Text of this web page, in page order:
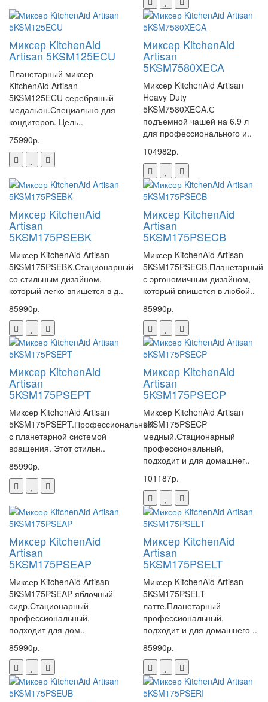
Миксер KitchenAid
Artisan 5KSM125ECU
Планетарный миксер
KitchenAid Artisan
5KSM125ECU серебряный
медальон.Специально для
кондитеров. Цель..
75990р.
Миксер KitchenAid
Artisan
5KSM7580XECA
Миксер KitchenAid Artisan
Heavy Duty
5KSM7580XECA.С
подъемной чашей на 6.9 л
для профессионального и..
104982р.
Миксер KitchenAid
Artisan
5KSM175PSEBK
Миксер KitchenAid Artisan
5KSM175PSEBK.Стационарный
со стильным дизайном,
который легко впишется в д..
85990р.
Миксер KitchenAid
Artisan
5KSM175PSECB
Миксер KitchenAid Artisan
5KSM175PSECB.Планетарный
с эргономичным дизайном,
который впишется в любой..
85990р.
Миксер KitchenAid
Artisan
5KSM175PSEPT
Миксер KitchenAid Artisan
5KSM175PSEPT.Профессиональный
с планетарной системой
вращения. Этот стильн..
85990р.
Миксер KitchenAid
Artisan
5KSM175PSECP
Миксер KitchenAid Artisan
5KSM175PSECP
медный.Стационарный
профессиональный,
подходит и для домашнег..
101187р.
Миксер KitchenAid
Artisan
5KSM175PSEAP
Миксер KitchenAid Artisan
5KSM175PSEAP яблочный
сидр.Стационарный
профессиональный,
подходит для дом..
85990р.
Миксер KitchenAid
Artisan
5KSM175PSELT
Миксер KitchenAid Artisan
5KSM175PSELT
латте.Планетарный
профессиональный,
подходит и для домашнего ..
85990р.